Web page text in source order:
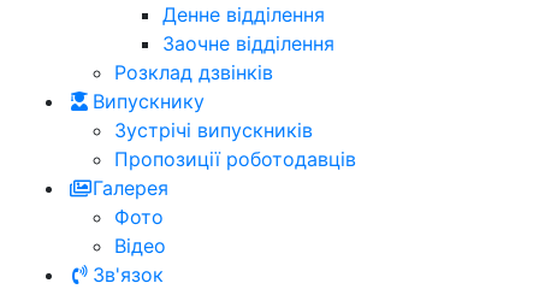
Денне відділення
Заочне відділення
Розклад дзвінків
Випускнику
Зустрічі випускників
Пропозиції роботодавців
Галерея
Фото
Відео
Зв'язок